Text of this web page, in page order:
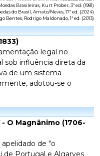
Brasileiras , Kurt Prober, 3ª ed. (1981)
do Brasil , Amato/Neves, 17ª ed. (2024)
Bentes , Rodrigo Maldonado, 1ª ed. (2013)
legal no
sob influência direta da
de um sistema
adotou-se o
O Magnânimo (1706-
apelidado de "o
de Portugal e Algarves